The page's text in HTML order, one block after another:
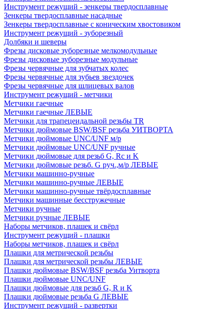
Инструмент режущий - зенкеры твердосплавные
Зенкеры твердосплавные насадные
Зенкеры твердосплавные с коническим хвостовиком
Инструмент режущий - зуборезный
Долбяки и шеверы
Фрезы дисковые зуборезные мелкомодульные
Фрезы дисковые зуборезные модульные
Фрезы червячные для зубчатых колес
Фрезы червячные для зубьев звездочек
Фрезы червячные для шлицевых валов
Инструмент режущий - метчики
Метчики гаечные
Метчики гаечные ЛЕВЫЕ
Метчики для трапецеидальной резьбы TR
Метчики дюймовые BSW/BSF резьба УИТВОРТА
Метчики дюймовые UNC/UNF м/р
Метчики дюймовые UNC/UNF ручные
Метчики дюймовые для резьб G, Rc и K
Метчики дюймовые резьб. G руч.,м/р ЛЕВЫЕ
Метчики машинно-ручные
Метчики машинно-ручные ЛЕВЫЕ
Метчики машинно-ручные твёрдосплавные
Метчики машинные бесстружечные
Метчики ручные
Метчики ручные ЛЕВЫЕ
Наборы метчиков, плашек и свёрл
Инструмент режущий - плашки
Наборы метчиков, плашек и свёрл
Плашки для метрической резьбы
Плашки для метрической резьбы ЛЕВЫЕ
Плашки дюймовые BSW/BSF резьба Уитворта
Плашки дюймовые UNC/UNF
Плашки дюймовые для резьб G, R и K
Плашки дюймовые резьба G ЛЕВЫЕ
Инструмент режущий - развертки